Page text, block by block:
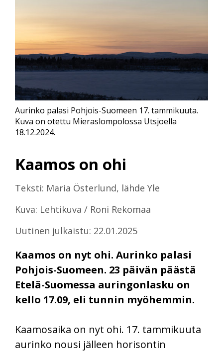
Kaamos on ohi
Teksti: Maria Österlund, lähde Yle
Kuva: Lehtikuva / Roni Rekomaa
Uutinen julkaistu: 22.01.2025
Kaamos on nyt ohi. Aurinko palasi
Pohjois-Suomeen. 23 päivän päästä
Etelä-Suomessa auringonlasku on
kello 17.09, eli tunnin myöhemmin.
Aurinko palasi Pohjois-Suomeen 17. tammikuuta.
Kuva on otettu Mieraslompolossa Utsjoella
18.12.2024.
Kaamosaika on nyt ohi. 17. tammikuuta
aurinko nousi jälleen horisontin